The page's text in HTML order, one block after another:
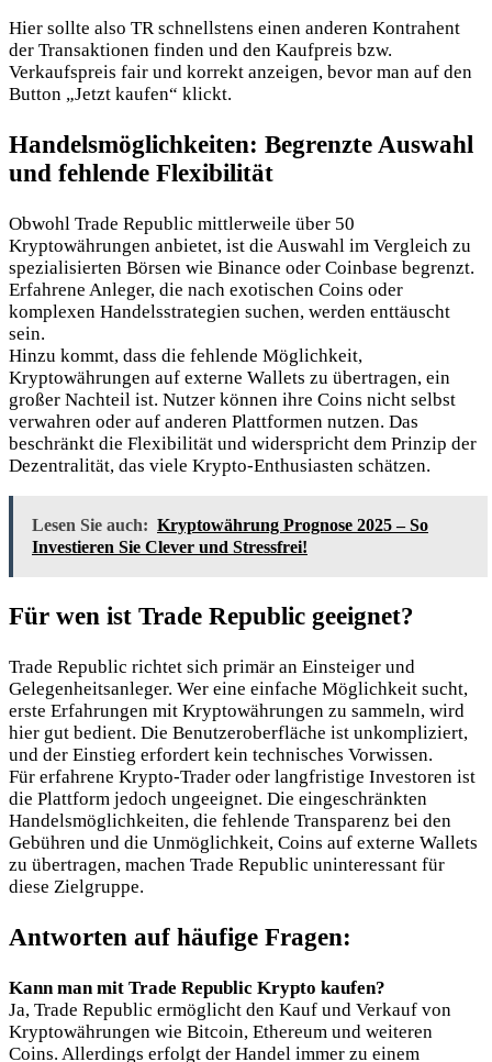
Hier sollte also TR schnellstens einen anderen Kontrahent
der Transaktionen finden und den Kaufpreis bzw.
Verkaufspreis fair und korrekt anzeigen, bevor man auf den
Button „Jetzt kaufen“ klickt.
Handelsmöglichkeiten: Begrenzte Auswahl
und fehlende Flexibilität
Obwohl Trade Republic mittlerweile über 50
Kryptowährungen anbietet, ist die Auswahl im Vergleich zu
spezialisierten Börsen wie Binance oder Coinbase begrenzt.
Erfahrene Anleger, die nach exotischen Coins oder
komplexen Handelsstrategien suchen, werden enttäuscht
sein.
Hinzu kommt, dass die fehlende Möglichkeit,
Kryptowährungen auf externe Wallets zu übertragen, ein
großer Nachteil ist. Nutzer können ihre Coins nicht selbst
verwahren oder auf anderen Plattformen nutzen. Das
beschränkt die Flexibilität und widerspricht dem Prinzip der
Dezentralität, das viele Krypto-Enthusiasten schätzen.
Lesen Sie auch: Kryptowährung Prognose 2025 – So
Investieren Sie Clever und Stressfrei!
Für wen ist Trade Republic geeignet?
Trade Republic richtet sich primär an Einsteiger und
Gelegenheitsanleger. Wer eine einfache Möglichkeit sucht,
erste Erfahrungen mit Kryptowährungen zu sammeln, wird
hier gut bedient. Die Benutzeroberfläche ist unkompliziert,
und der Einstieg erfordert kein technisches Vorwissen.
Für erfahrene Krypto-Trader oder langfristige Investoren ist
die Plattform jedoch ungeeignet. Die eingeschränkten
Handelsmöglichkeiten, die fehlende Transparenz bei den
Gebühren und die Unmöglichkeit, Coins auf externe Wallets
zu übertragen, machen Trade Republic uninteressant für
diese Zielgruppe.
Antworten auf häufige Fragen:
Kann man mit Trade Republic Krypto kaufen?
Ja, Trade Republic ermöglicht den Kauf und Verkauf von
Kryptowährungen wie Bitcoin, Ethereum und weiteren
Coins. Allerdings erfolgt der Handel immer zu einem